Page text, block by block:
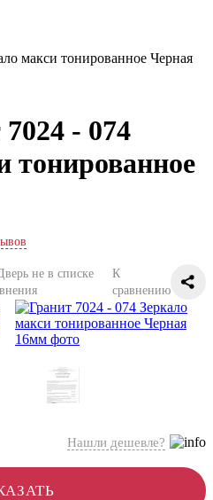
макси тонированное Черная
- 074
тонированное
К
сравнению
Нашли дешевле?